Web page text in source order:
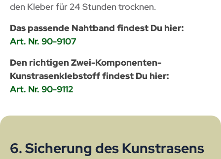
den Kleber für 24 Stunden trocknen.
Das passende Nahtband findest Du hier:
Art. Nr. 90-9107
Den richtigen Zwei-Komponenten-
Kunstrasenklebstoff findest Du hier:
Art. Nr. 90-9112
6. Sicherung des Kunstrasens